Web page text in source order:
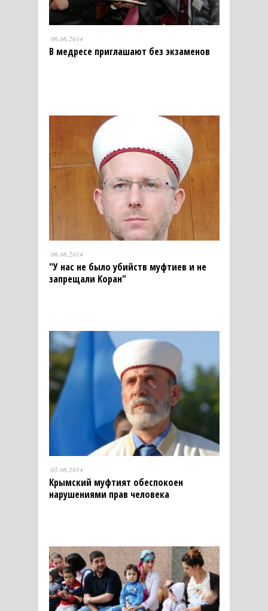
06.06.2014
В медресе приглашают без экзаменов
06.06.2014
"У нас не было убийств муфтиев и не
запрещали Коран"
05.06.2014
Крымский муфтият обеспокоен
нарушениями прав человека